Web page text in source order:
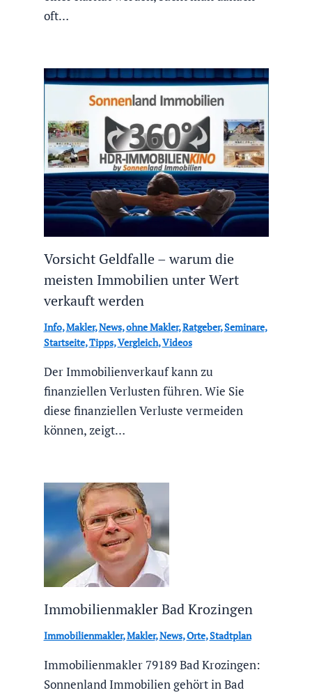
oft…
Vorsicht Geldfalle – warum die
meisten Immobilien unter Wert
verkauft werden
Info,Makler,News,ohne Makler,Ratgeber,Seminare,
Startseite,Tipps,Vergleich,Videos
Der Immobilienverkauf kann zu
finanziellen Verlusten führen. Wie Sie
diese finanziellen Verluste vermeiden
können, zeigt…
Immobilienmakler Bad Krozingen
Immobilienmakler,Makler,News,Orte,Stadtplan
Immobilienmakler 79189 Bad Krozingen:
Sonnenland Immobilien gehört in Bad